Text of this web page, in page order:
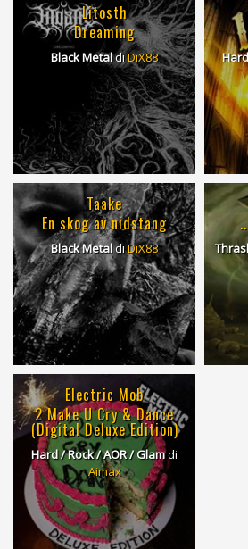
Litosth
Dreaming
Black MetaldiDiX88
Taake
En skog av nidstang
Black MetaldiDiX88
Electric Mob
2 Make U Cry & Dance
(Digital Deluxe Edition)
Hard / Rock / AOR / Glamdi
Aimax